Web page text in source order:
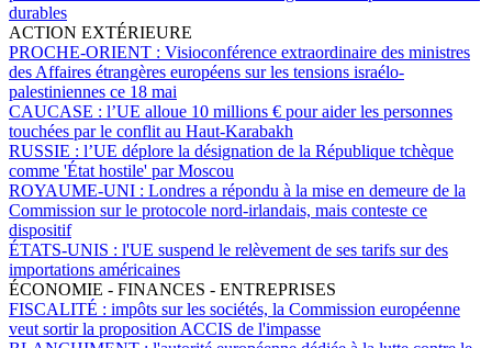
durables
ACTION EXTÉRIEURE
PROCHE-ORIENT : Visioconférence extraordinaire des ministres
des Affaires étrangères européens sur les tensions israélo-
palestiniennes ce 18 mai
CAUCASE : l’UE alloue 10 millions € pour aider les personnes
touchées par le conflit au Haut-Karabakh
RUSSIE : l’UE déplore la désignation de la République tchèque
comme 'État hostile' par Moscou
ROYAUME-UNI : Londres a répondu à la mise en demeure de la
Commission sur le protocole nord-irlandais, mais conteste ce
dispositif
ÉTATS-UNIS : l'UE suspend le relèvement de ses tarifs sur des
importations américaines
ÉCONOMIE - FINANCES - ENTREPRISES
FISCALITÉ : impôts sur les sociétés, la Commission européenne
veut sortir la proposition ACCIS de l'impasse